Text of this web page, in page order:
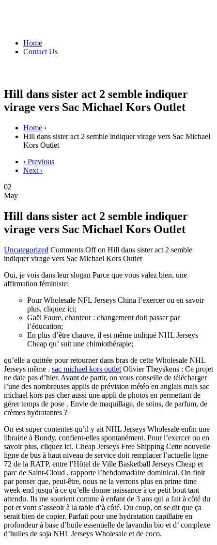
Home
Contact Us
Hill dans sister act 2 semble indiquer
virage vers Sac Michael Kors Outlet
Home ›
Hill dans sister act 2 semble indiquer virage vers Sac Michael
Kors Outlet
‹ Previous
Next ›
02
May
Hill dans sister act 2 semble indiquer
virage vers Sac Michael Kors Outlet
Uncategorized Comments Offon Hill dans sister act 2 semble
indiquer virage vers Sac Michael Kors Outlet
Oui, je vois dans leur slogan Parce que vous valez bien, une
affirmation féministe:
Pour Wholesale NFL Jerseys China l’exercer ou en savoir
plus, cliquez ici;
Gaël Faure, chanteur : changement doit passer par
l’éducation;
En plus d’être chauve, il est même indiqué NHL Jerseys
Cheap qu’ suit une chimiothérapie;
qu’elle a quittée pour retourner dans bras de cette Wholesale NHL
Jerseys même . sac michael kors outlet Olivier Theyskens : Ce projet
ne date pas d’hier. Avant de partir, on vous conseille de télécharger
l’une des nombreuses applis de prévision météo en anglais mais sac
michael kors pas cher aussi une appli de photos en permettant de
gérer temps de pose . Envie de maquillage, de soins, de parfum, de
crèmes hydratantes ?
On est super contentes qu’il y ait NHL Jerseys Wholesale enfin une
librairie à Bondy, confient-elles spontanément. Pour l’exercer ou en
savoir plus, cliquez ici. Cheap Jerseys Free Shipping Cette nouvelle
ligne de bus à haut niveau de service doit remplacer l’actuelle ligne
72 de la RATP, entre l’Hôtel de Ville Basketball Jerseys Cheap et
parc de Saint-Cloud , rapporte l’hebdomadaire dominical. On finit
par penser que, peut-être, nous ne la verrons plus en prime time
week-end jusqu’à ce qu’elle donne naissance à ce petit bout tant
attendu. Ils me sourient comme à enfant de 3 ans qui a fait à côté du
pot et vont s’asseoir à la table d’à côté. Du coup, on se dit que ça
serait bien de copier. Parfait pour une hydratation capillaire en
profondeur à base d’huile essentielle de lavandin bio et d’ complexe
d’huiles de soja NHL Jerseys Wholesale et de coco.